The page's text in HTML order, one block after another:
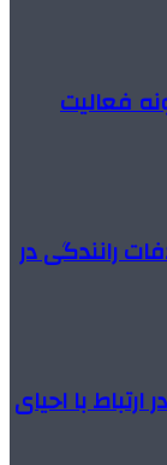
فعالیت
رانندگی در
با احیای